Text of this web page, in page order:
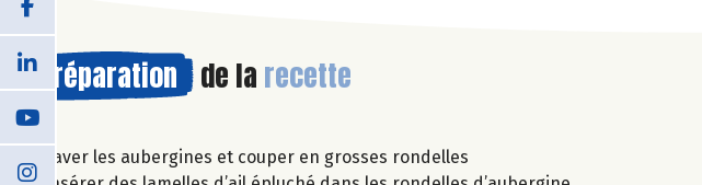
Préparation de la recette
Laver les aubergines et couper en grosses rondelles